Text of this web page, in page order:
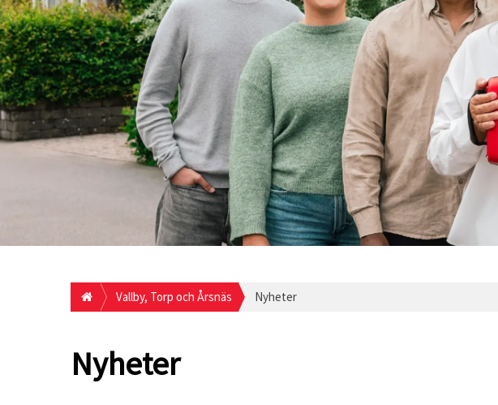
Vallby, Torp och Årsnäs Nyheter
Nyheter